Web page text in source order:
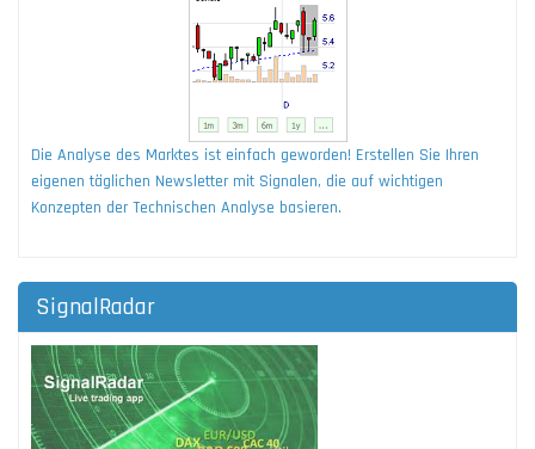
Die Analyse des Marktes ist einfach geworden! Erstellen Sie Ihren
eigenen täglichen Newsletter mit Signalen, die auf wichtigen
Konzepten der Technischen Analyse basieren.
SignalRadar